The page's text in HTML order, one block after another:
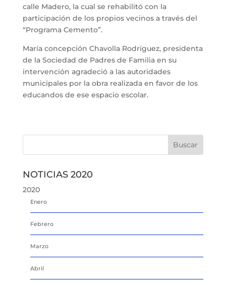
calle Madero, la cual se rehabilitó con la
participación de los propios vecinos a través del
“Programa Cemento”.
María concepción Chavolla Rodríguez, presidenta
de la Sociedad de Padres de Familia en su
intervención agradeció a las autoridades
municipales por la obra realizada en favor de los
educandos de ese espacio escolar.
NOTICIAS 2020
2020
Enero
Febrero
Marzo
Abril